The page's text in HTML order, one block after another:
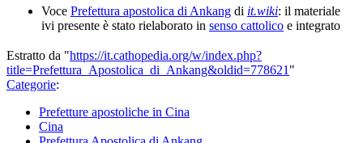
Voce Prefettura apostolica di Ankang di it.wiki: il materiale
ivi presente è stato rielaborato in senso cattolico e integrato
Estratto da "https://it.cathopedia.org/w/index.php?
title=Prefettura_Apostolica_di_Ankang&oldid=778621 "
Categorie:
Prefetture apostoliche in Cina
Cina